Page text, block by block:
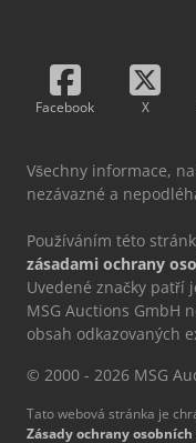
Facebook X
Všechny informace,
nezávazné a
Používáním této
zásadami ochrany
Uvedené značky patří
MSG Auctions GmbH
obsah odkazovaných
© 2000 - 2026 MSG
Tato webová stránka je
Zásady ochrany